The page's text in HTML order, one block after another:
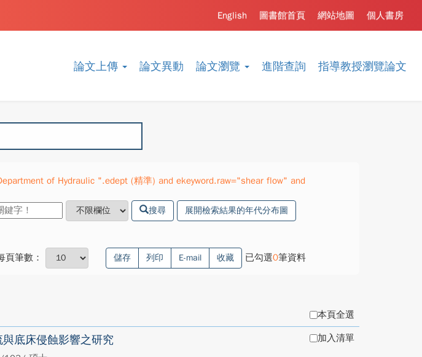
論文上傳 論文異動 論文瀏覽 進階查詢 指導教授瀏覽論文
個人書房
網站地圖
圖書館首頁
English
of Hydraulic ".edept (精準) and ekeyword.raw="shear flow" and
搜尋 展開檢索結果的年代分布圖
頁筆數： 儲存 列印 E-mail 收藏 已勾選0筆資料
本頁全選
底床侵蝕影響之研究 加入清單